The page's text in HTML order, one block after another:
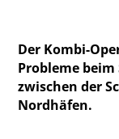
Der Kombi-
Probleme
zwischen der
Nordhäfen.